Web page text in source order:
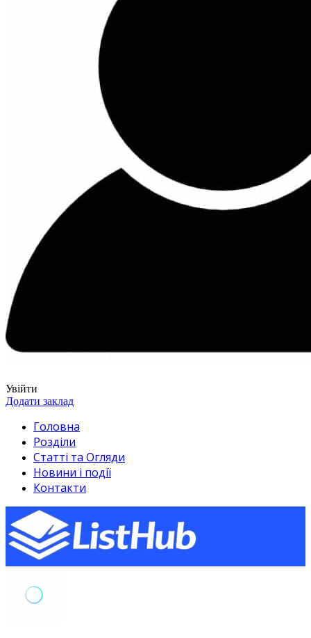
Увійти
Додати заклад
Головна
Розділи
Статті та Огляди
Новини і події
Контакти